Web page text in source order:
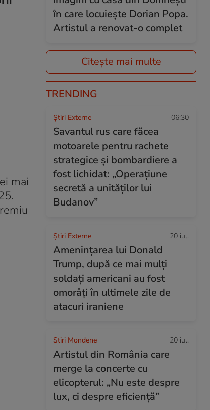
mai
în care locuiește Dorian Popa.
Artistul a renovat-o complet
Citește mai multe
TRENDING
Știri Externe 06:30
Savantul rus care făcea
motoarele pentru rachete
strategice și bombardiere a
fost lichidat: „Operațiune
secretă a unităților lui
Budanov”
Știri Externe 20 iul.
Amenințarea lui Donald
Trump, după ce mai mulți
soldați americani au fost
omorâți în ultimele zile de
atacuri iraniene
Stiri Mondene 20 iul.
Artistul din România care
merge la concerte cu
elicopterul: „Nu este despre
lux, ci despre eficiență”